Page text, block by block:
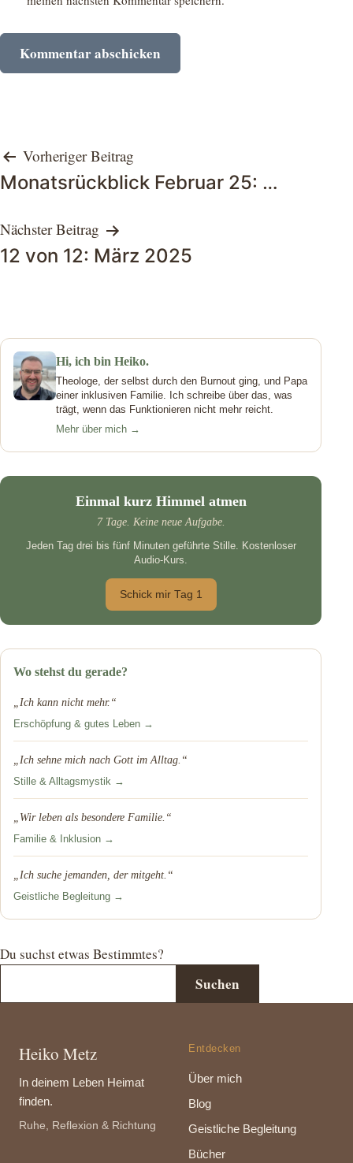
Beitragsnavigation
Vorheriger Beitrag
Monatsrückblick Februar 25: …
Nächster Beitrag
12 von 12: März 2025
Hi, ich bin Heiko.
Theologe, der selbst durch den Burnout ging, und Papa
einer inklusiven Familie. Ich schreibe über das, was
trägt, wenn das Funktionieren nicht mehr reicht.
Mehr über mich →
Einmal kurz Himmel atmen
7 Tage. Keine neue Aufgabe.
Jeden Tag drei bis fünf Minuten geführte Stille. Kostenloser
Audio-Kurs.
Schick mir Tag 1
Wo stehst du gerade?
„Ich kann nicht mehr.“
Erschöpfung & gutes Leben →
„Ich sehne mich nach Gott im Alltag.“
Stille & Alltagsmystik →
„Wir leben als besondere Familie.“
Familie & Inklusion →
„Ich suche jemanden, der mitgeht.“
Geistliche Begleitung →
Du suchst etwas Bestimmtes?
Suchen
Heiko Metz
In deinem Leben Heimat
finden.
Ruhe, Reflexion & Richtung
Entdecken
Über mich
Blog
Geistliche Begleitung
Bücher